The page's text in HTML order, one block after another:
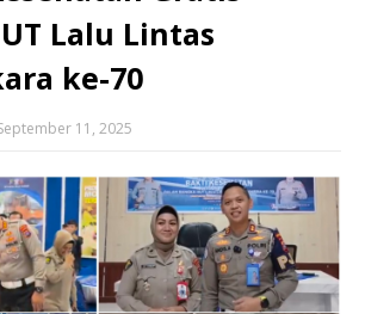
Lalu Lintas
ke-70
11, 2025